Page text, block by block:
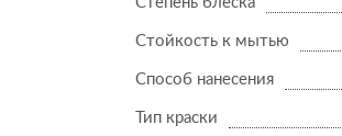
Стойкость к мытью
Способ нанесения
Тип краски